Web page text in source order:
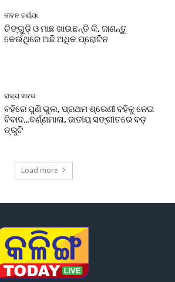
ଜୀବନ ଚର୍ଯ୍ୟା
ଚିଙ୍ଗୁଡ଼ି ଓ ମାଛ ଖାଉଛନ୍ତି କି, ଜାଣନ୍ତୁ
କେଉଁଥିରେ ଅଛି ଅଧିକ ପ୍ରୋଟିନ
ରାଜ୍ୟ ଖବର
ବହିରେ ପୁଣି ଭୁଲ, ପ୍ରଥମ ଶ୍ରେଣୀ ବହିକୁ ନେଇ
ବିବାଦ…ବର୍ଣ୍ଣମାଳା, ଜାତୀୟ ସଙ୍ଗୀତରେ ବଡ଼
ତ୍ରୁଟି
Load more